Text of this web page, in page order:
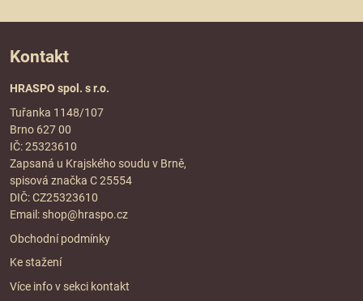
Kontakt
HRASPO spol. s r.o.
Tuřanka 1148/107
Brno 627 00
IČ: 25323610
Zapsaná u Krajského soudu v Brně,
spisová značka C 25554
DIČ: CZ25323610
Email: shop@hraspo.cz
Obchodní podmínky
Ke stažení
Více info v sekci kontakt